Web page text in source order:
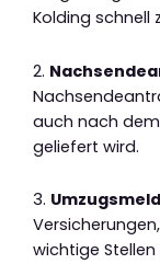
Kolding schnell
2.
auch nach
geliefert wird.
3.
wichtige